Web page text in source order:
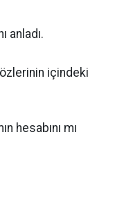
anladı.
içindeki
hesabını mı